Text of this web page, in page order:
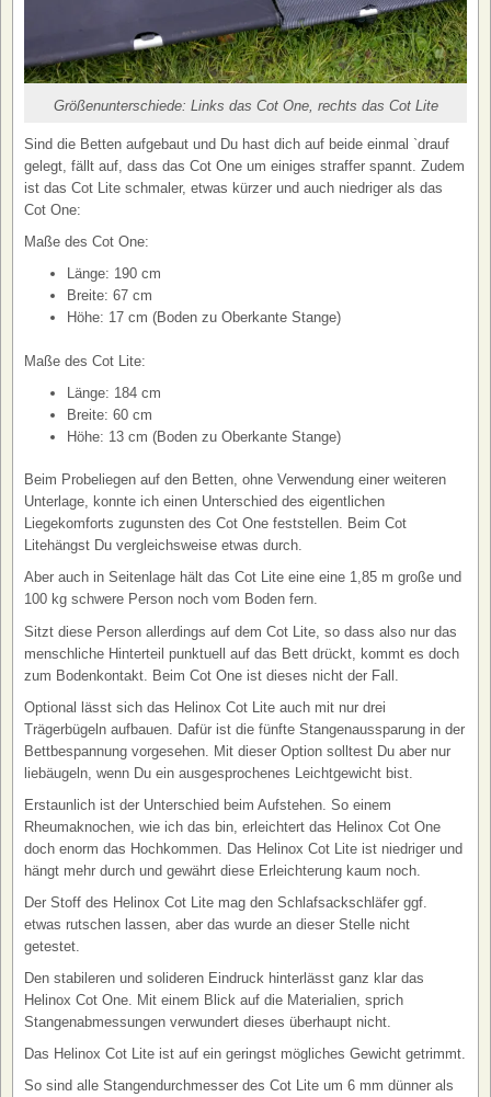
Größenunterschiede: Links das Cot One, rechts das Cot Lite
Sind die Betten aufgebaut und Du hast dich auf beide einmal `drauf
gelegt, fällt auf, dass das Cot One um einiges straffer spannt. Zudem
ist das Cot Lite schmaler, etwas kürzer und auch niedriger als das
Cot One:
Maße des Cot One:
Länge: 190 cm
Breite: 67 cm
Höhe: 17 cm (Boden zu Oberkante Stange)
Maße des Cot Lite:
Länge: 184 cm
Breite: 60 cm
Höhe: 13 cm (Boden zu Oberkante Stange)
Beim Probeliegen auf den Betten, ohne Verwendung einer weiteren
Unterlage, konnte ich einen Unterschied des eigentlichen
Liegekomforts zugunsten des Cot One feststellen. Beim Cot
Litehängst Du vergleichsweise etwas durch.
Aber auch in Seitenlage hält das Cot Lite eine eine 1,85 m große und
100 kg schwere Person noch vom Boden fern.
Sitzt diese Person allerdings auf dem Cot Lite, so dass also nur das
menschliche Hinterteil punktuell auf das Bett drückt, kommt es doch
zum Bodenkontakt. Beim Cot One ist dieses nicht der Fall.
Optional lässt sich das Helinox Cot Lite auch mit nur drei
Trägerbügeln aufbauen. Dafür ist die fünfte Stangenaussparung in der
Bettbespannung vorgesehen. Mit dieser Option solltest Du aber nur
liebäugeln, wenn Du ein ausgesprochenes Leichtgewicht bist.
Erstaunlich ist der Unterschied beim Aufstehen. So einem
Rheumaknochen, wie ich das bin, erleichtert das Helinox Cot One
doch enorm das Hochkommen. Das Helinox Cot Lite ist niedriger und
hängt mehr durch und gewährt diese Erleichterung kaum noch.
Der Stoff des Helinox Cot Lite mag den Schlafsackschläfer ggf.
etwas rutschen lassen, aber das wurde an dieser Stelle nicht
getestet.
Den stabileren und solideren Eindruck hinterlässt ganz klar das
Helinox Cot One. Mit einem Blick auf die Materialien, sprich
Stangenabmessungen verwundert dieses überhaupt nicht.
Das Helinox Cot Lite ist auf ein geringst mögliches Gewicht getrimmt.
So sind alle Stangendurchmesser des Cot Lite um 6 mm dünner als